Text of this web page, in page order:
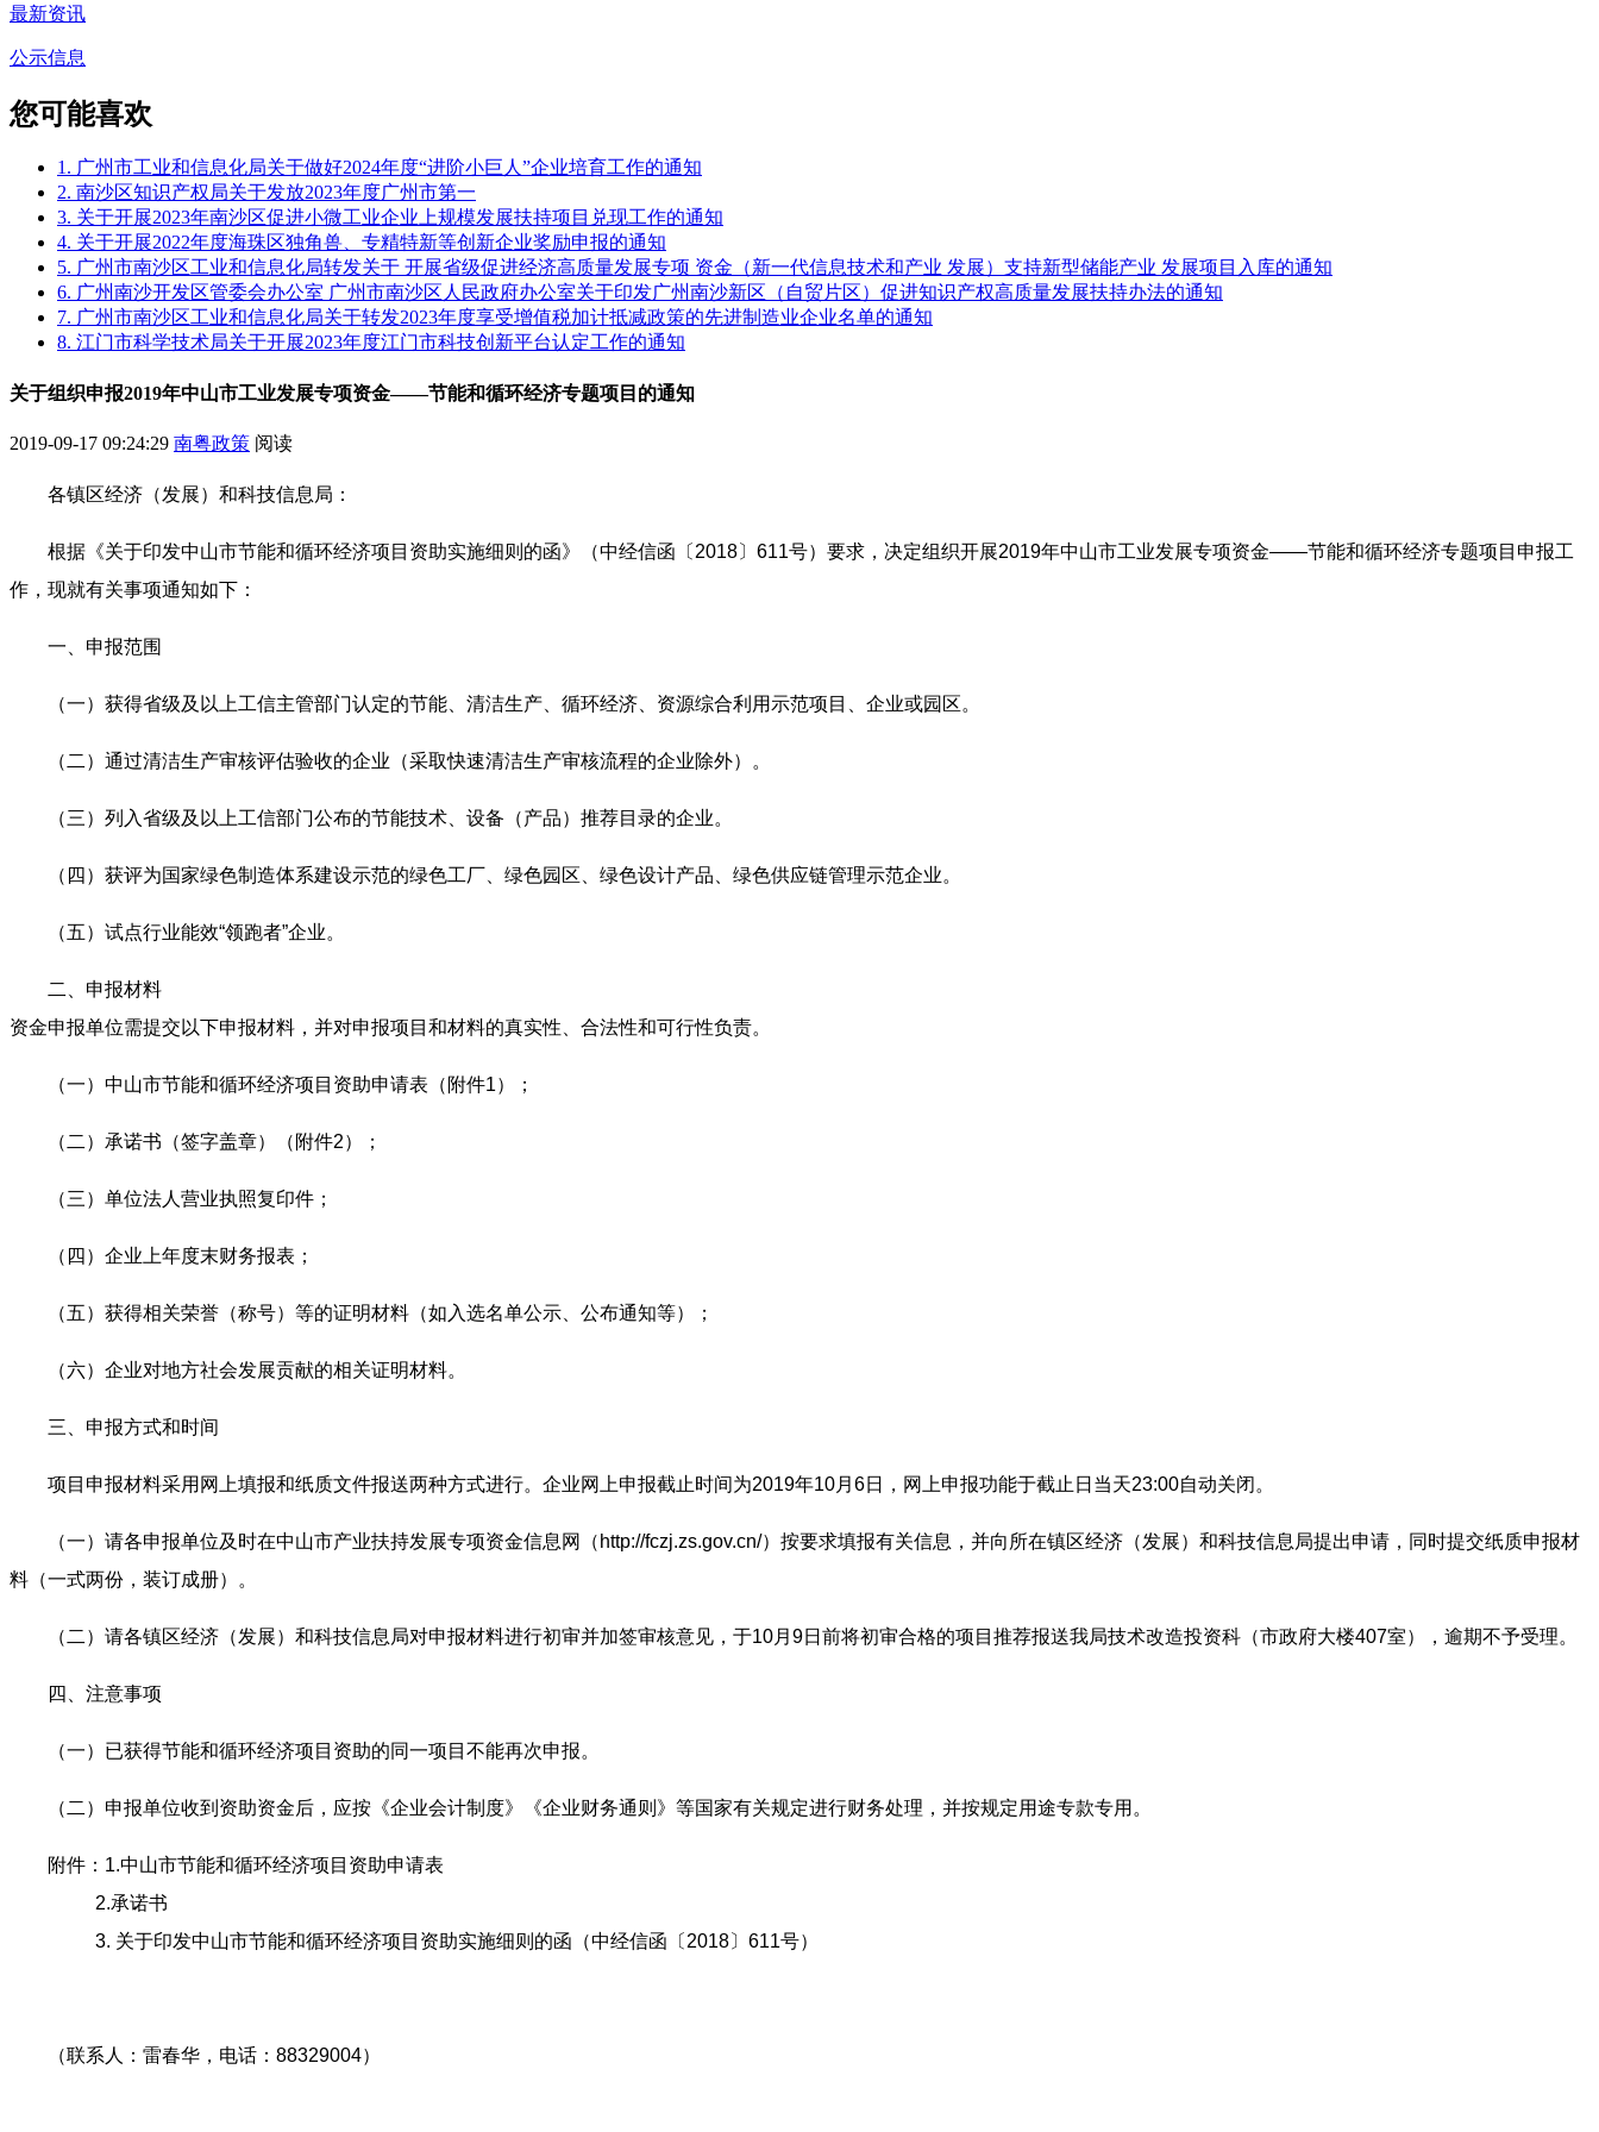
最新资讯
公示信息
您可能喜欢
1. 广州市工业和信息化局关于做好2024年度“进阶小巨人”企业培育工作的通知
2. 南沙区知识产权局关于发放2023年度广州市第一
3. 关于开展2023年南沙区促进小微工业企业上规模发展扶持项目兑现工作的通知
4. 关于开展2022年度海珠区独角兽、专精特新等创新企业奖励申报的通知
5. 广州市南沙区工业和信息化局转发关于 开展省级促进经济高质量发展专项 资金（新一代信息技术和产业 发展）支持新型储能产业 发展项目入库的通知
6. 广州南沙开发区管委会办公室 广州市南沙区人民政府办公室关于印发广州南沙新区（自贸片区）促进知识产权高质量发展扶持办法的通知
7. 广州市南沙区工业和信息化局关于转发2023年度享受增值税加计抵减政策的先进制造业企业名单的通知
8. 江门市科学技术局关于开展2023年度江门市科技创新平台认定工作的通知
关于组织申报2019年中山市工业发展专项资金——节能和循环经济专题项目的通知
2019-09-17 09:24:29 南粤政策 阅读
各镇区经济（发展）和科技信息局：
根据《关于印发中山市节能和循环经济项目资助实施细则的函》（中经信函〔2018〕611号）要求，决定组织开展2019年中山市工业发展专项资金——节能和循环经济专题项目申报工
作，现就有关事项通知如下：
一、申报范围
（一）获得省级及以上工信主管部门认定的节能、清洁生产、循环经济、资源综合利用示范项目、企业或园区。
（二）通过清洁生产审核评估验收的企业（采取快速清洁生产审核流程的企业除外）。
（三）列入省级及以上工信部门公布的节能技术、设备（产品）推荐目录的企业。
（四）获评为国家绿色制造体系建设示范的绿色工厂、绿色园区、绿色设计产品、绿色供应链管理示范企业。
（五）试点行业能效“领跑者”企业。
二、申报材料
资金申报单位需提交以下申报材料，并对申报项目和材料的真实性、合法性和可行性负责。
（一）中山市节能和循环经济项目资助申请表（附件1）；
（二）承诺书（签字盖章）（附件2）；
（三）单位法人营业执照复印件；
（四）企业上年度末财务报表；
（五）获得相关荣誉（称号）等的证明材料（如入选名单公示、公布通知等）；
（六）企业对地方社会发展贡献的相关证明材料。
三、申报方式和时间
项目申报材料采用网上填报和纸质文件报送两种方式进行。企业网上申报截止时间为2019年10月6日，网上申报功能于截止日当天23:00自动关闭。
（一）请各申报单位及时在中山市产业扶持发展专项资金信息网（http://fczj.zs.gov.cn/）按要求填报有关信息，并向所在镇区经济（发展）和科技信息局提出申请，同时提交纸质申报材
料（一式两份，装订成册）。
（二）请各镇区经济（发展）和科技信息局对申报材料进行初审并加签审核意见，于10月9日前将初审合格的项目推荐报送我局技术改造投资科（市政府大楼407室），逾期不予受理。
四、注意事项
（一）已获得节能和循环经济项目资助的同一项目不能再次申报。
（二）申报单位收到资助资金后，应按《企业会计制度》《企业财务通则》等国家有关规定进行财务处理，并按规定用途专款专用。
附件：1.中山市节能和循环经济项目资助申请表
2.承诺书
3. 关于印发中山市节能和循环经济项目资助实施细则的函（中经信函〔2018〕611号）
（联系人：雷春华，电话：88329004）